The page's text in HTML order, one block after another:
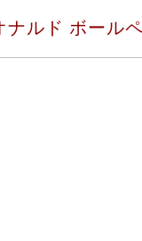
ナルド ボール